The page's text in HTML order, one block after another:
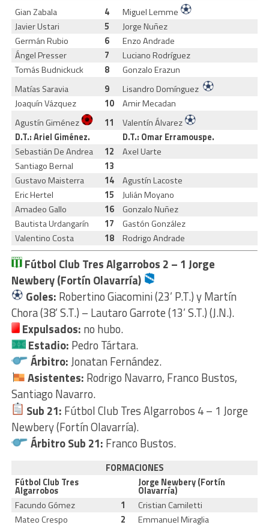
Gian Zabala
4
Miguel Lemme
Javier Ustari
5
Jorge Nuñez
Germán Rubio
6
Enzo Andrade
Ángel Presser
7
Luciano Rodríguez
Tomás Budnickuck
8
Gonzalo Erazun
Matías Saravia
9
Lisandro Domínguez
Joaquín Vázquez
10
Amir Mecadan
Agustín Giménez
11
Valentín Álvarez
D.T.: Ariel Giménez.
D.T.: Omar Erramouspe.
Sebastián De Andrea
12
Axel Uarte
Santiago Bernal
13
Gustavo Maisterra
14
Agustín Lacoste
Eric Hertel
15
Julián Moyano
Amadeo Gallo
16
Gonzalo Nuñez
Bautista Urdangarín
17
Gastón González
Valentino Costa
18 Rodrigo Andrade
Fútbol Club Tres Algarrobos 2 – 1 Jorge
Newbery (Fortín Olavarría)
Goles: Robertino Giacomini (23’ P.T.) y Martín
Chora (38’ S.T.) – Lautaro Garrote (13’ S.T.) (J.N.).
Expulsados: no hubo.
Estadio: Pedro Tártara.
Árbitro:Jonatan Fernández.
Asistentes: Rodrigo Navarro, Franco Bustos,
Santiago Navarro.
Sub 21: Fútbol Club Tres Algarrobos 4 – 1 Jorge
Newbery (Fortín Olavarría).
Árbitro Sub 21: Franco Bustos.
FORMACIONES
Fútbol Club Tres
Algarrobos
Jorge Newbery (Fortín
Olavarría)
Facundo Gómez
1
Cristian Camiletti
Mateo Crespo
2 Emmanuel Miraglia